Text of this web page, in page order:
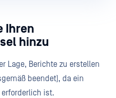
Ihren
hinzu
Lage, Berichte zu erstellen
beendet), da ein
ist.